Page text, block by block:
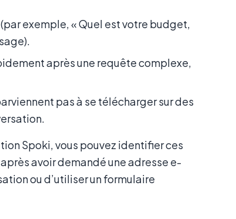
exemple, « Quel est votre budget,
après une requête complexe,
pas à se télécharger sur des
Spoki, vous pouvez identifier ces
avoir demandé une adresse e-
ou d’utiliser un formulaire